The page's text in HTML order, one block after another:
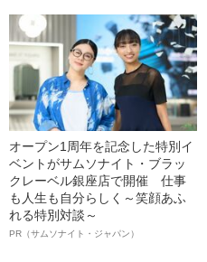
オープン1周年を記念した特別イ
ベントがサムソナイト・ブラッ
クレーベル銀座店で開催 仕事
も人生も自分らしく～笑顔あふ
れる特別対談～
PR（サムソナイト・ジャパン）